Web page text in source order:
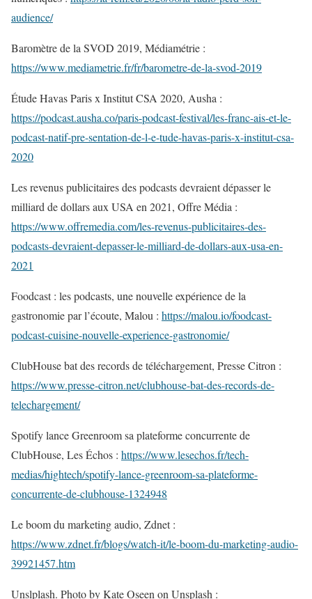
audience/
Baromètre de la SVOD 2019, Médiamétrie :
https://www.mediametrie.fr/fr/barometre-de-la-svod-2019
Étude Havas Paris x Institut CSA 2020, Ausha :
https://podcast.ausha.co/paris-podcast-festival/les-franc-ais-et-le-
podcast-natif-pre-sentation-de-l-e-tude-havas-paris-x-institut-csa-
2020
Les revenus publicitaires des podcasts devraient dépasser le
milliard de dollars aux USA en 2021, Offre Média :
https://www.offremedia.com/les-revenus-publicitaires-des-
podcasts-devraient-depasser-le-milliard-de-dollars-aux-usa-en-
2021
Foodcast : les podcasts, une nouvelle expérience de la
gastronomie par l’écoute, Malou : https://malou.io/foodcast-
podcast-cuisine-nouvelle-experience-gastronomie/
ClubHouse bat des records de téléchargement, Presse Citron :
https://www.presse-citron.net/clubhouse-bat-des-records-de-
telechargement/
Spotify lance Greenroom sa plateforme concurrente de
ClubHouse, Les Échos : https://www.lesechos.fr/tech-
medias/hightech/spotify-lance-greenroom-sa-plateforme-
concurrente-de-clubhouse-1324948
Le boom du marketing audio, Zdnet :
https://www.zdnet.fr/blogs/watch-it/le-boom-du-marketing-audio-
39921457.htm
Unslplash. Photo by Kate Oseen on Unsplash :